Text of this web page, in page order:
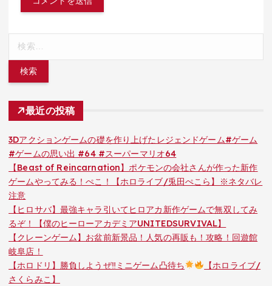
最近の投稿
3Dアクションゲームの礎を作り上げたレジェンドゲーム#ゲーム
#ゲームの思い出 #64 #スーパーマリオ64
【Beast of Reincarnation】ポケモンの会社さんが作った新作
ゲームやってみる！ぺこ！【ホロライブ/兎田ぺこら】※ネタバレ
注意
【ヒロサバ】最強キャラ引いてヒロアカ新作ゲームで無双してみ
るぞ！【僕のヒーローアカデミアUNITEDSURVIVAL】
【クレーンゲーム】お盆前新景品！人気の再販も！攻略！回遊館
岐阜店！
【ホロドリ】勝負しようぜ‼ミニゲーム凸待ち
【ホロライブ/
さくらみこ】